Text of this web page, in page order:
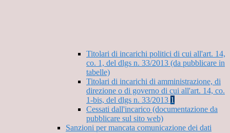
Titolari di incarichi politici di cui all'art. 14,
co. 1, del dlgs n. 33/2013 (da pubblicare in
tabelle)
Titolari di incarichi di amministrazione, di
direzione o di governo di cui all'art. 14, co.
1-bis, del dlgs n. 33/2013 1
Cessati dall'incarico (documentazione da
pubblicare sul sito web)
Sanzioni per mancata comunicazione dei dati